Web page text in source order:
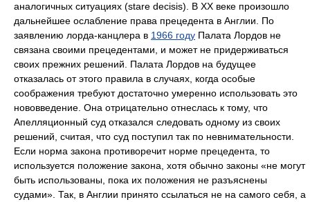
аналогичных ситуациях (stare decisis). В XX веке произошло
дальнейшее ослабление права прецедента в Англии. По
заявлению лорда-канцлера в 1966 году Палата Лордов не
связана своими прецедентами, и может не придерживаться
своих прежних решений. Палата Лордов на будущее
отказалась от этого правила в случаях, когда особые
соображения требуют достаточно умеренно использовать это
нововведение. Она отрицательно отнеслась к тому, что
Апелляционный суд отказался следовать одному из своих
решений, считая, что суд поступил так по невнимательности.
Если норма закона противоречит норме прецедента, то
используется положение закона, хотя обычно законы «не могут
быть использованы, пока их положения не разъяснены
судами». Так, в Англии принято ссылаться не на самого себя, а